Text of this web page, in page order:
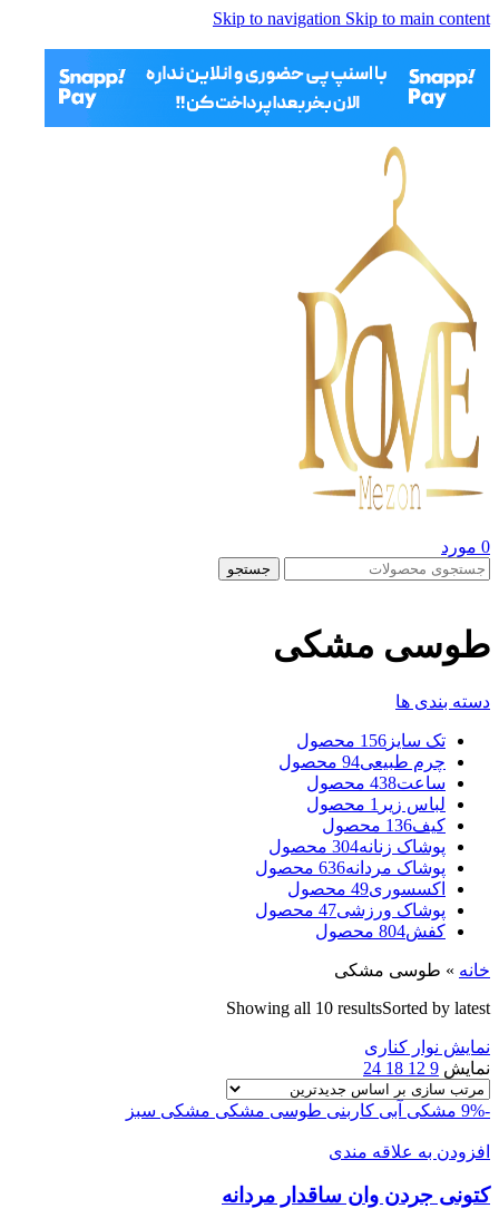
Skip to navigation Skip to main content
0 مورد
جستجو
طوسی مشکی
دسته بندی ها
تک سایز 156 محصول
چرم طبیعی94 محصول
ساعت438 محصول
لباس زیر 1 محصول
کیف136 محصول
پوشاک زنانه304 محصول
پوشاک مردانه636 محصول
اکسسوری49 محصول
پوشاک ورزشی47 محصول
کفش804 محصول
خانه » طوسی مشکی
Showing all 10 resultsSorted by latest
نمایش نوار کناری
نمایش 9
12
18
24
-9% مشکی آبی کاربنی طوسی مشکی مشکی سبز
افزودن به علاقه مندی
کتونی جردن وان ساقدار مردانه